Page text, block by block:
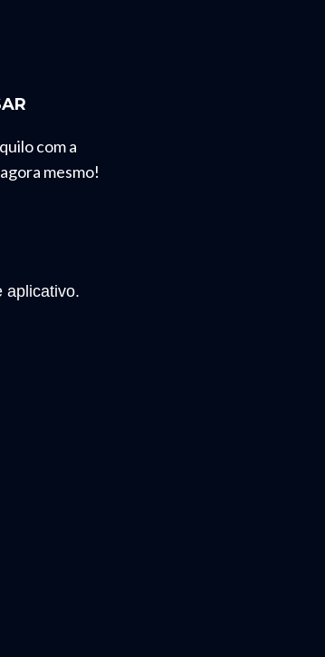
com a
mesmo!
aplicativo.